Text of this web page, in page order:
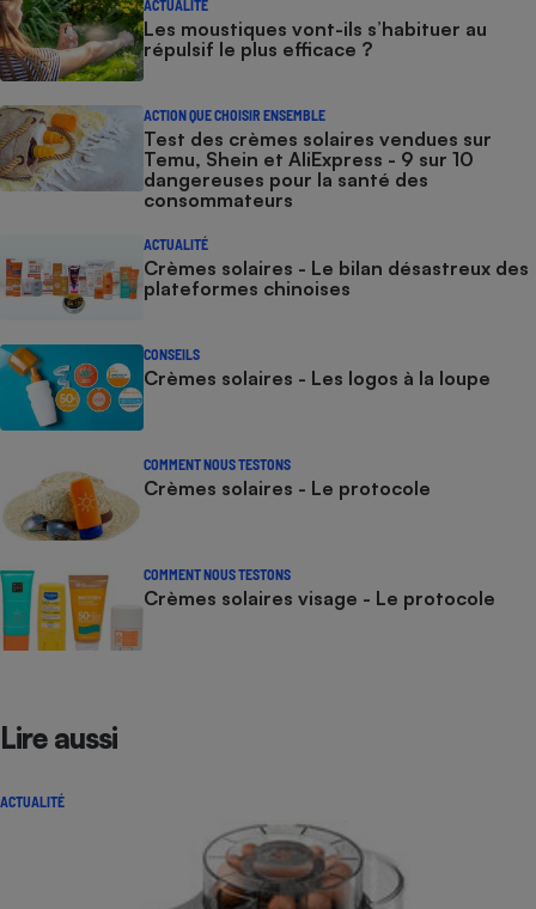
ACTUALITÉ
Les moustiques vont-ils s’habituer au
répulsif le plus efficace ?
ACTION QUE CHOISIR ENSEMBLE
Test des crèmes solaires vendues sur
Temu, Shein et AliExpress - 9 sur 10
dangereuses pour la santé des
consommateurs
ACTUALITÉ
Crèmes solaires - Le bilan désastreux des
plateformes chinoises
CONSEILS
Crèmes solaires - Les logos à la loupe
COMMENT NOUS TESTONS
Crèmes solaires - Le protocole
COMMENT NOUS TESTONS
Crèmes solaires visage - Le protocole
Lire aussi
ACTUALITÉ